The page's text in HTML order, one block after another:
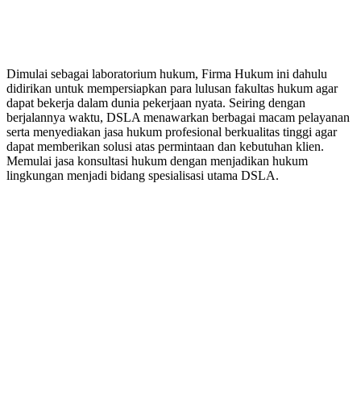
Dimulai sebagai laboratorium hukum, Firma Hukum ini dahulu
didirikan untuk mempersiapkan para lulusan fakultas hukum agar
dapat bekerja dalam dunia pekerjaan nyata. Seiring dengan
berjalannya waktu, DSLA menawarkan berbagai macam pelayanan
serta menyediakan jasa hukum profesional berkualitas tinggi agar
dapat memberikan solusi atas permintaan dan kebutuhan klien.
Memulai jasa konsultasi hukum dengan menjadikan hukum
lingkungan menjadi bidang spesialisasi utama DSLA.